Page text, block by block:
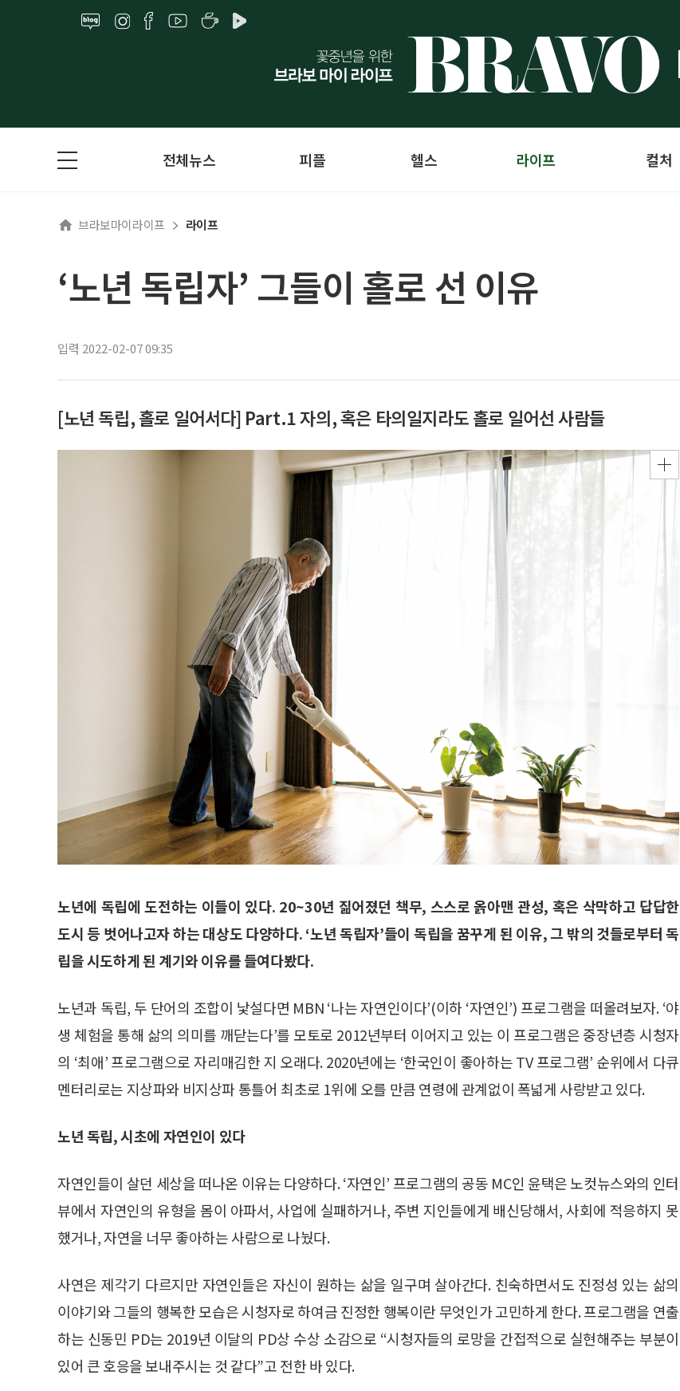
전체뉴스 피플 헬스 라이프 컬처
브라보마이라이프 라이프
‘노년 독립자’ 그들이 홀로 선 이유
입력 2022-02-07 09:35
[노년 독립, 홀로 일어서다] Part.1 자의, 혹은 타의일지라도 홀로 일어선 사람들
노년에 독립에 도전하는 이들이 있다. 20~30년 짊어졌던 책무, 스스로 옭아맨 관성, 혹은 삭막하고 답답한
도시 등 벗어나고자 하는 대상도 다양하다. ‘노년 독립자’들이 독립을 꿈꾸게 된 이유, 그 밖의 것들로부터 독
립을 시도하게 된 계기와 이유를 들여다봤다.
노년과 독립, 두 단어의 조합이 낯설다면 MBN ‘나는 자연인이다’(이하 ‘자연인’) 프로그램을 떠올려보자. ‘야
생 체험을 통해 삶의 의미를 깨닫는다’를 모토로 2012년부터 이어지고 있는 이 프로그램은 중장년층 시청자
의 ‘최애’ 프로그램으로 자리매김한 지 오래다. 2020년에는 ‘한국인이 좋아하는 TV 프로그램’ 순위에서 다큐
멘터리로는 지상파와 비지상파 통틀어 최초로 1위에 오를 만큼 연령에 관계없이 폭넓게 사랑받고 있다.
노년 독립, 시초에 자연인이 있다
자연인들이 살던 세상을 떠나온 이유는 다양하다. ‘자연인’ 프로그램의 공동 MC인 윤택은 노컷뉴스와의 인터
뷰에서 자연인의 유형을 몸이 아파서, 사업에 실패하거나, 주변 지인들에게 배신당해서, 사회에 적응하지 못
했거나, 자연을 너무 좋아하는 사람으로 나눴다.
사연은 제각기 다르지만 자연인들은 자신이 원하는 삶을 일구며 살아간다. 친숙하면서도 진정성 있는 삶의
이야기와 그들의 행복한 모습은 시청자로 하여금 진정한 행복이란 무엇인가 고민하게 한다. 프로그램을 연출
하는 신동민 PD는 2019년 이달의 PD상 수상 소감으로 “시청자들의 로망을 간접적으로 실현해주는 부분이
있어 큰 호응을 보내주시는 것 같다”고 전한 바 있다.